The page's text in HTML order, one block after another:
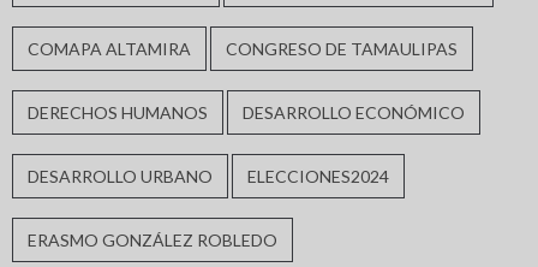
COMAPA ALTAMIRA CONGRESO DE TAMAULIPAS
DERECHOS HUMANOS DESARROLLO ECONÓMICO
DESARROLLO URBANO ELECCIONES2024
ERASMO GONZÁLEZ ROBLEDO